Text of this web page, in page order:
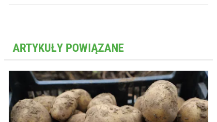
ARTYKUŁY POWIĄZANE